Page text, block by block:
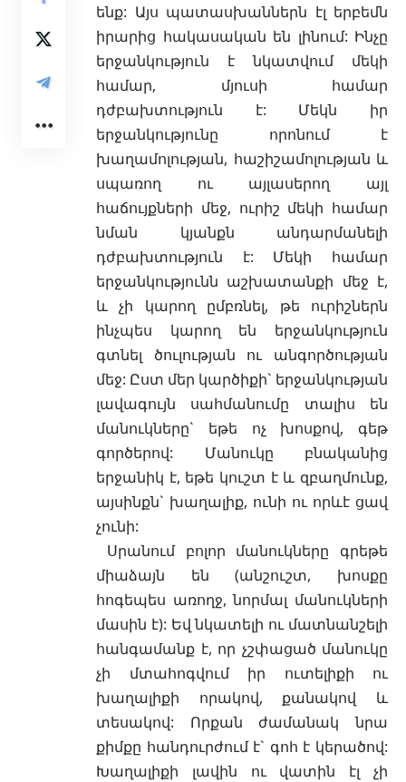
ենք: Այս պատասխաններն էլ երբեմն
իրարից հակասական են լինում: Ինչը
երջանկություն է նկատվում մեկի
համար, մյուսի համար
դժբախտություն է: Մեկն իր
երջանկությունը որոնում է
խաղամոլության, հաշիշամոլության և
սպառող ու այլասերող այլ
հաճույքների մեջ, ուրիշ մեկի համար
նման կյանքն անդարմանելի
դժբախտություն է: Մեկի համար
երջանկությունն աշխատանքի մեջ է,
և չի կարող ըմբռնել, թե ուրիշներն
ինչպես կարող են երջանկություն
գտնել ծուլության ու անգործության
մեջ: Ըստ մեր կարծիքի` երջանկության
լավագույն սահմանումը տալիս են
մանուկները` եթե ոչ խոսքով, գեթ
գործերով: Մանուկը բնականից
երջանիկ է, եթե կուշտ է և զբաղմունք,
այսինքն` խաղալիք, ունի ու որևէ ցավ
չունի:
Սրանում բոլոր մանուկները գրեթե
միաձայն են (անշուշտ, խոսքը
հոգեպես առողջ, նորմալ մանուկների
մասին է): Եվ նկատելի ու մատնանշելի
հանգամանք է, որ չշփացած մանուկը
չի մտահոգվում իր ուտելիքի ու
խաղալիքի որակով, քանակով և
տեսակով: Որքան ժամանակ նրա
քիմքը հանդուրժում է` գոհ է կերածով:
Խաղալիքի լավին ու վատին էլ չի